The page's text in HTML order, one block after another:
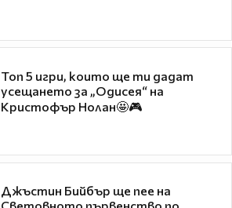
Топ 5 игри, които ще ти дадат
усещането за „Одисея“ на
Кристофър Нолан🤩🎮
Джъстин Бийбър ще пее на